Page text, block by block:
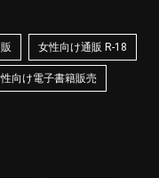
女性向け通販 R-18
向け電子書籍販売